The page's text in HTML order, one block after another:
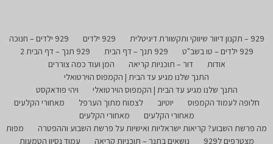
929 – תקנון דיוור שיווקי ותקשורת דיגיטלית 929 ילדים
929 ילדים – חנוכה
929 ילדים – טו בשב"ט
929 תנך – דף הבית
929 תנך – דף הבית 2
אודות
דור – תוכניות קריאה
המן ועוד כמה צוררים
התנך שלנו מגיע עד הבית | הקמפוס הוירטואלי
התנך שלנו מגיע עד הבית | הקמפוס הוירטואלי
ויהי פודאקסט
חלופה לעמוד הקמפוס
יוטיוב לצמוח מתוך הערפל
מאחורי הקלעים
מאחורי הקלעים
מאחורי הקלעים
מה פרשת השבוע? קריאות ישראליות ואישיות על פרשת השבוע וההפטרה
מפות
מצטרפים ל929
נושאים בתנך – תוכניות קריאה
עמוד נסיון הטמעות